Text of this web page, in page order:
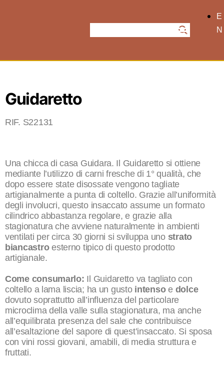
E
N
Guidaretto
RIF. S22131
Una chicca di casa Guidara. Il Guidaretto si ottiene
mediante l’utilizzo di carni fresche di 1° qualità, che
dopo essere state disossate vengono tagliate
artigianalmente a punta di coltello. Grazie all’uniformità
degli involucri, questo insaccato assume un formato
cilindrico abbastanza regolare, e grazie alla
stagionatura che avviene naturalmente in ambienti
ventilati per circa 30 giorni si sviluppa uno strato
biancastroesterno tipico di questo prodotto
artigianale.
Come consumarlo: Il Guidaretto va tagliato con
coltello a lama liscia; ha un gusto intensoe dolce
dovuto soprattutto all’influenza del particolare
microclima della valle sulla stagionatura, ma anche
all’equilibrata presenza del sale che contribuisce
all’esaltazione del sapore di quest’insaccato. Si sposa
con vini rossi giovani, amabili, di media struttura e
fruttati.